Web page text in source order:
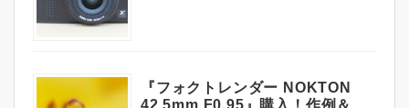
『フォクトレンダー NOKTON
42.5mm F0.95』購入！作例＆